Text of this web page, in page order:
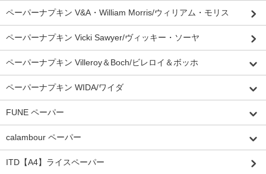
ペーパーナプキン V&A・William Morris/ウィリアム・モリス
ペーパーナプキン Vicki Sawyer/ヴィッキー・ソーヤ
ペーパーナプキン Villeroy＆Boch/ビレロイ＆ボッホ
ペーパーナプキン WIDA/ワイダ
FUNE ペーパー
calambour ペーパー
ITD【A4】ライスペーパー